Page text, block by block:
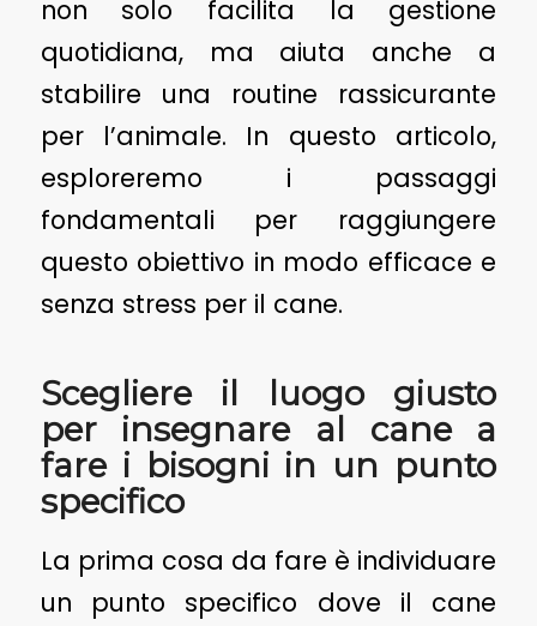
non solo facilita la gestione
quotidiana, ma aiuta anche a
stabilire una routine rassicurante
per l’animale. In questo articolo,
esploreremo i passaggi
fondamentali per raggiungere
questo obiettivo in modo efficace e
senza stress per il cane.
Scegliere il luogo giusto
per insegnare al cane a
fare i bisogni in un punto
specifico
La prima cosa da fare è individuare
un punto specifico dove il cane